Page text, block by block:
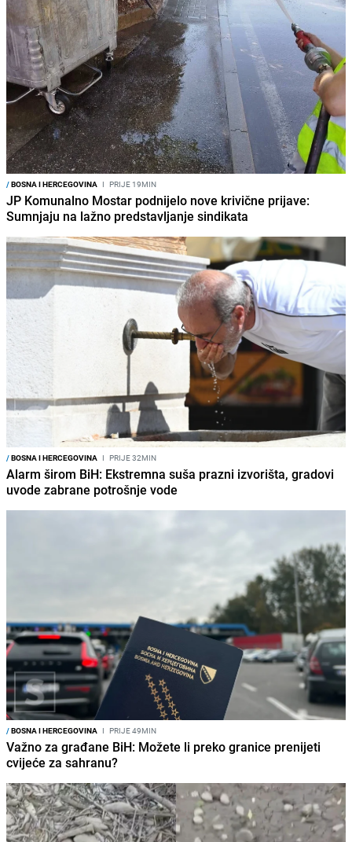
/BOSNA I HERCEGOVINA I PRIJE 19MIN
JP Komunalno Mostar podnijelo nove krivične prijave:
Sumnjaju na lažno predstavljanje sindikata
/BOSNA I HERCEGOVINA I PRIJE 32MIN
Alarm širom BiH: Ekstremna suša prazni izvorišta, gradovi
uvode zabrane potrošnje vode
/BOSNA I HERCEGOVINA I PRIJE 49MIN
Važno za građane BiH: Možete li preko granice prenijeti
cvijeće za sahranu?